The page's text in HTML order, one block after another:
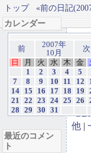
トップ «前の日記
他 |
カレンダー
前
2007年
10月
次
日
月 火 水 木 金
1
2 3 4 5
7
8 9 10 11 12
14
15 16 17 18 19
21
22 23 24 25 26
28
29 30 31
最近のコメン
ト